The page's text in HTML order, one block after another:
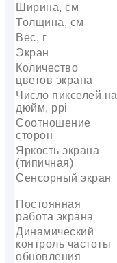
Ширина, см
Толщина, см
Вес, г
Экран
Количество
цветов экрана
Число пикселей на
дюйм, ppi
Соотношение
сторон
Яркость экрана
(типичная)
Сенсорный экран
Постоянная
работа экрана
Динамический
контроль частоты
обновления